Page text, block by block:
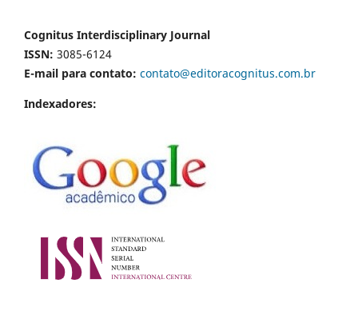
Cognitus Interdisciplinary Journal
ISSN: 3085-6124
E-mail para contato: contato@editoracognitus.com.br
Indexadores: